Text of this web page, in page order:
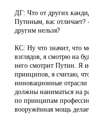
ДГ: Что от других
Путиным, вас
другим нельзя?
КС: Ну что значит, что
взглядов, я смотрю на
него смотрит Путин. Я
принципов, я считаю,
инновационные
должны наниматься на
по принципам
вооружённая мощь